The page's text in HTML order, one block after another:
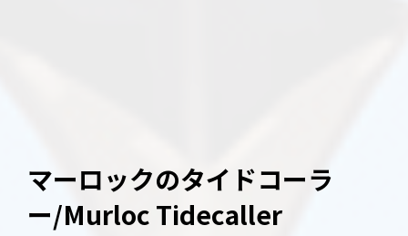
マーロックのタイドコーラ
ー/Murloc Tidecaller